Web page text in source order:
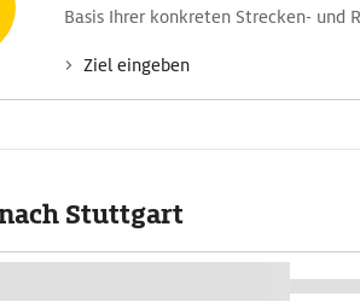
Basis Ihrer konkreten Strecken- und
Ziel eingeben
Stuttgart